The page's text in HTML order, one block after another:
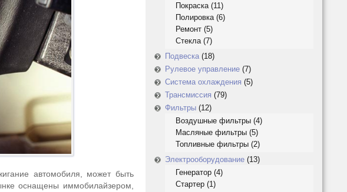
автомобиля, может быть
оснащены иммобилайзером,
Покраска(11)
Полировка(6)
Ремонт (5)
Стекла(7)
Подвеска (18)
Рулевое управление (7)
Система охлаждения (5)
Трансмиссия (79)
Фильтры (12)
Воздушные фильтры (4)
Масляные фильтры (5)
Топливные фильтры (2)
Электрооборудование (13)
Генератор (4)
Стартер (1)